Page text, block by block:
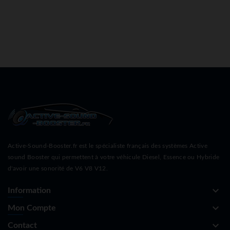
Active-Sound-Booster.fr est le spécialiste français des systèmes Active
sound Booster qui permettent à votre véhicule Diesel, Essence ou Hybride
d'avoir une sonorité de V6 V8 V12.
Information keyboard_arrow_down
Mon Compte keyboard_arrow_down
Contact keyboard_arrow_down